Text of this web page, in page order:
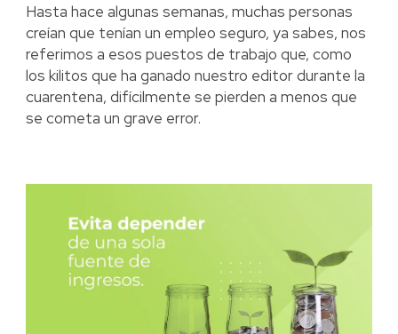
Hasta hace algunas semanas, muchas personas
creían que tenían un empleo seguro, ya sabes, nos
referimos a esos puestos de trabajo que, como
los kilitos que ha ganado nuestro editor durante la
cuarentena, difícilmente se pierden a menos que
se cometa un grave error.